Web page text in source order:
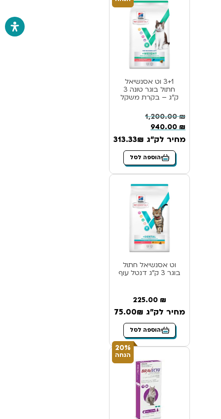
3+1 וט אסנשיאל
חתול בוגר טונה 3
ק”ג – בקרת משקל
1,200.00₪
940.00 ₪
מחיר לק"ג 313.33₪
הוספה לסל
וט אסנשיאל חתול
בוגר 3 ק”ג דנטל עוף
225.00 ₪
מחיר לק"ג 75.00₪
הוספה לסל
20%
הנחה